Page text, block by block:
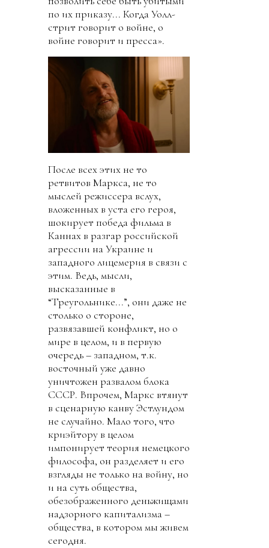
по их приказу... Когда Уолл-
стрит говорит о войне, о
войне говорит и пресса».
После всех этих не то
ретвитов Маркса, не то
мыслей режиссера вслух,
вложенных в уста его героя,
шокирует победа фильма в
Каннах в разгар российской
агрессии на Украине и
западного лицемерия в связи с
этим. Ведь, мысли,
высказанные в
“Треугольнике...”, они даже не
столько о стороне,
развязавшей конфликт, но о
мире в целом, и в первую
очередь – западном, т.к.
восточный уже давно
уничтожен развалом блока
СССР. Впрочем, Маркс втянут
в сценарную канву Эстлундом
не случайно. Мало того, что
криэйтору в целом
импонирует теория немецкого
философа, он разделяет и его
взгляды не только на войну, но
и на суть общества,
обезображенного деньжищами
надзорного капитализма –
общества, в котором мы живем
сегодня.